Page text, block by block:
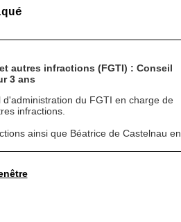
autres infractions (FGTI) : Conseil
3 ans
du FGTI en charge de
infractions.
ainsi que Béatrice de Castelnau en